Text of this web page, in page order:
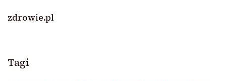
zdrowie.pl
Tagi